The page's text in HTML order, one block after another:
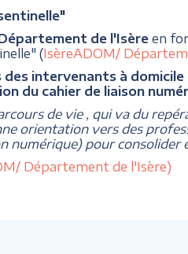
de l'Isèreen
(IsèreADOM/
intervenants à
du cahier de liaison
de vie , qui va du
orientation vers des
numérique) pour
Département de l'Isère)